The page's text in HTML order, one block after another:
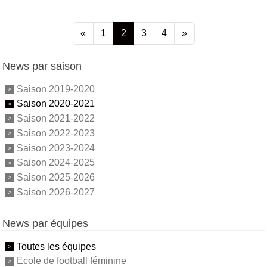
« 1 2 3 4 »
News par saison
Saison 2019-2020
Saison 2020-2021
Saison 2021-2022
Saison 2022-2023
Saison 2023-2024
Saison 2024-2025
Saison 2025-2026
Saison 2026-2027
News par équipes
Toutes les équipes
Ecole de football féminine